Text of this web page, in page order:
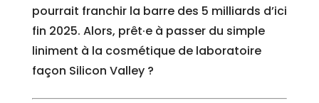
pourrait franchir la barre des 5 milliards d’ici
fin 2025. Alors, prêt·e à passer du simple
liniment à la cosmétique de laboratoire
façon Silicon Valley ?